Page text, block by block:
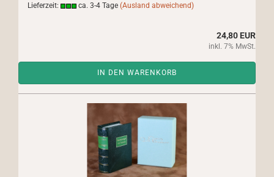
Lieferzeit:
ca. 3-4 Tage (Ausland abweichend)
24,80 EUR
inkl. 7% MwSt.
IN DEN WARENKORB